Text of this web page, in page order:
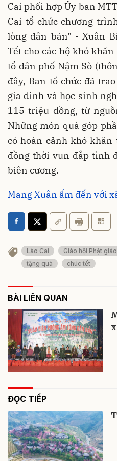
Cai phối hợp Ủy ban
Cai tổ chức chương
lòng dân bản” - Xuân
Tết cho các hộ khó
tổ dân phố Nậm Sò
đây, Ban tổ chức đã
gia đình và học sinh
115 triệu đồng, từ
Những món quà góp
có hoàn cảnh khó
đồng thời vun đắp tình
biên cương.
Mang Xuân ấm đến với
Lào Cai Giáo hội Phật giáo
tặng quà
chúc tết
BÀI LIÊN QUAN
ĐỌC TIẾP